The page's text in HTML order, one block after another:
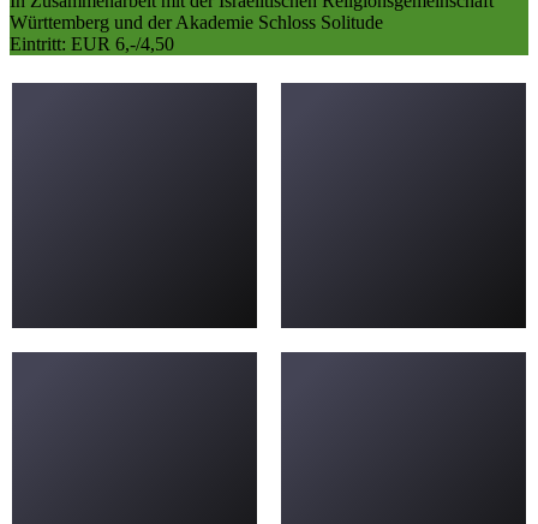
Württemberg und der Akademie Schloss Solitude
Eintritt: EUR 6,-/4,50